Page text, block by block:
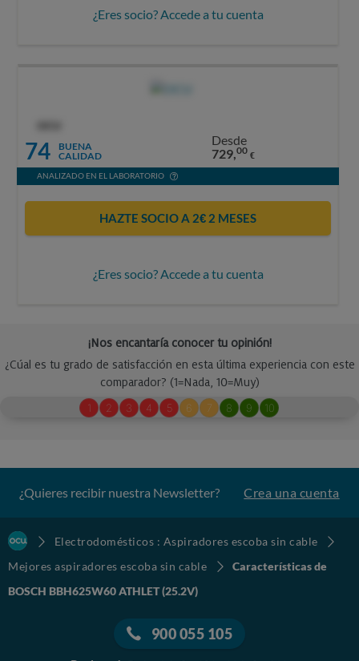
¿Eres socio? Accede a tu cuenta
74
BUENA
CALIDAD
Desde
729,00 €
ANALIZADO EN EL LABORATORIO
HAZTE SOCIO A 2€ 2 MESES
¿Eres socio? Accede a tu cuenta
¿Quieres recibir nuestra Newsletter? Crea una cuenta
Electrodomésticos : Aspiradores escoba sin cable
Mejores aspiradores escoba sin cable
Características de
BOSCH BBH625W60 ATHLET (25.2V)
900 055 105